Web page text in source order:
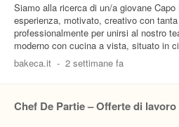
Siamo alla ricerca di un/a giovane
esperienza, motivato, creativo con
professionalmente per unirsi al nostro
moderno con cucina a vista, situato in
bakeca.it - 2 settimane fa
Chef De Partie – Offerte di